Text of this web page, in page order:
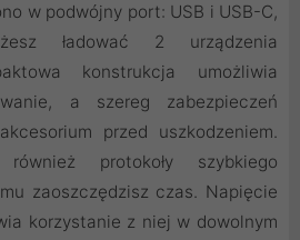
w podwójny port: USB i USB-C,
ładować 2 urządzenia
konstrukcja umożliwia
a szereg zabezpieczeń
przed uszkodzeniem.
protokoły szybkiego
zaoszczędzisz czas. Napięcie
korzystanie z niej w dowolnym